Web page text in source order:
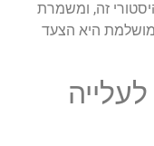
זה, ומשמרת
היא הצעד